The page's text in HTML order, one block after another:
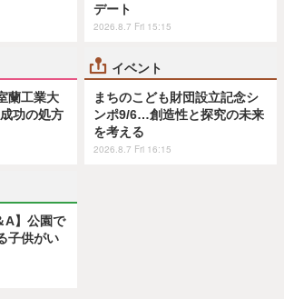
デート
2026.8.7 Fri 15:15
蘭工業大
功の処方
イベント
まちのこども財団設立記念シ
ンポ9/6…創造性と探究の未来
を考える
2026.8.7 Fri 16:15
A】公園で
子供がい